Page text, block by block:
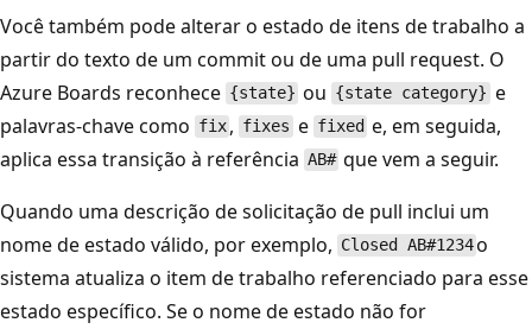
Você também pode alterar o estado de itens de trabalho a
partir do texto de um commit ou de uma pull request. O
Azure Boards reconhece {state} ou {state category} e
palavras-chave como fix , fixes e fixed e, em seguida,
aplica essa transição à referência AB# que vem a seguir.
Quando uma descrição de solicitação de pull inclui um
nome de estado válido, por exemplo, Closed AB#1234o
sistema atualiza o item de trabalho referenciado para esse
estado específico. Se o nome de estado não for